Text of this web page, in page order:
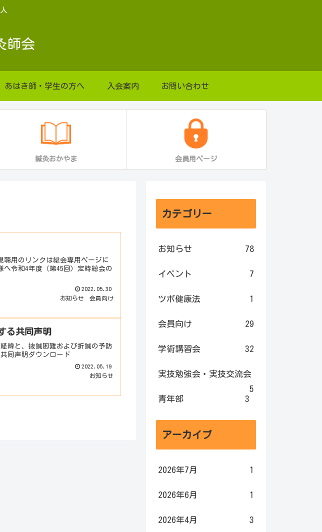
師会
あはき師・学生の方へ 入会案内 お問い合わせ
鍼灸おかやま 会員用ページ
聴用のリンクは総会専用ページに
令和4年度（第45回）定時総会の
2022.05.30
お知らせ
会員向け
る共同声明
緯と、抜鍼困難および折鍼の予防
同声明ダウンロード
2022.05.19
お知らせ
カテゴリー
お知らせ 78
イベント 7
ツボ健康法 1
会員向け 29
学術講習会 32
実技勉強会・実技交流会
5
青年部
3
アーカイブ
2026年7月 1
2026年6月 1
2026年4月 3